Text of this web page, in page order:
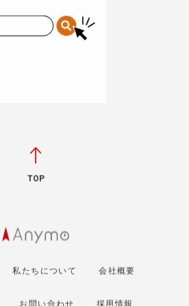
TOP
私たちについて 会社概要
お問い合わせ 採用情報